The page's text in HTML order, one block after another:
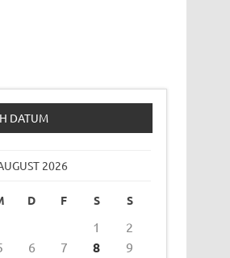
DATUM
2026
D F S S
1
2
6 7 8
9